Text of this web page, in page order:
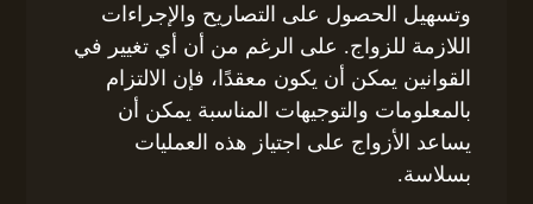
وتسهيل الحصول على التصاريح والإجراءات
اللازمة للزواج. على الرغم من أن أي تغيير في
القوانين يمكن أن يكون معقدًا، فإن الالتزام
بالمعلومات والتوجيهات المناسبة يمكن أن
يساعد الأزواج على اجتياز هذه العمليات
بسلاسة.